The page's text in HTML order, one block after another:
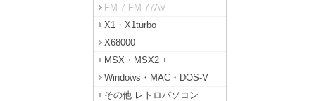
FM-7 FM-77AV
X1・X1turbo
X68000
MSX・MSX2 +
Windows・MAC・DOS-V
その他 レトロパソコン